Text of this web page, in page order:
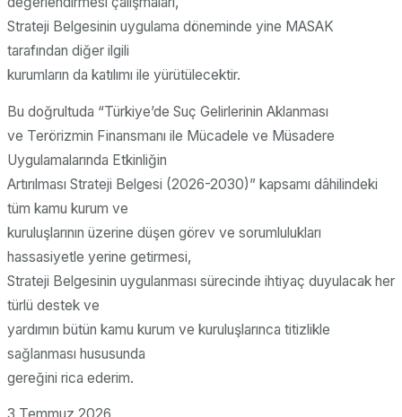
Strateji Belgesinin uygulama döneminde yine MASAK
tarafından diğer ilgili
kurumların da katılımı ile yürütülecektir.
Bu doğrultuda “Türkiye’de Suç Gelirlerinin Aklanması
ve Terörizmin Finansmanı ile Mücadele ve Müsadere
Uygulamalarında Etkinliğin
Artırılması Strateji Belgesi (2026-2030)” kapsamı dâhilindeki
tüm kamu kurum ve
kuruluşlarının üzerine düşen görev ve sorumlulukları
hassasiyetle yerine getirmesi,
Strateji Belgesinin uygulanması sürecinde ihtiyaç duyulacak her
türlü destek ve
yardımın bütün kamu kurum ve kuruluşlarınca titizlikle
sağlanması hususunda
gereğini rica ederim.